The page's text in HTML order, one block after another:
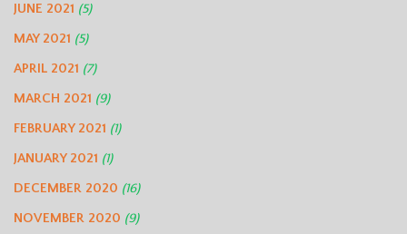
JUNE 2021 (5)
MAY 2021 (5)
APRIL 2021 (7)
MARCH 2021 (9)
FEBRUARY 2021 (1)
JANUARY 2021 (1)
DECEMBER 2020 (16)
NOVEMBER 2020 (9)